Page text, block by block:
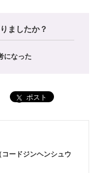
ましたか？
になった
ポスト
ードジンヘンシュウ